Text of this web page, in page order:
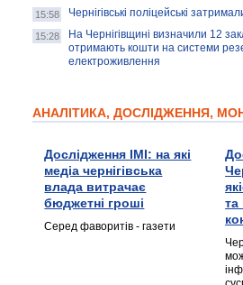
15:58 Чернігівські поліцейські
15:28
На Чернігівщині визначили 12
отримають кошти на системи
електроживлення
АНАЛІТИКА, ДОСЛІДЖЕННЯ,
Дослідження ІМІ: на які
медіа чернігівська
влада витрачає
бюджетні гроші
Серед фаворитів - газети
та